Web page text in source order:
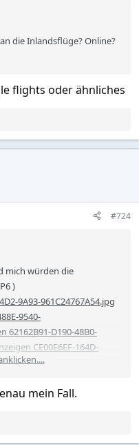
die Inlandsflüge? Online?
flights oder ähnliches
#724
mich würden die
)
9A93-961C24767A54.jpg
9540-
62162B91-D190-48B0-
CE00E6EF-164D-
anzeigen C18933E5-
Anhang
8D0F-
mein Fall.